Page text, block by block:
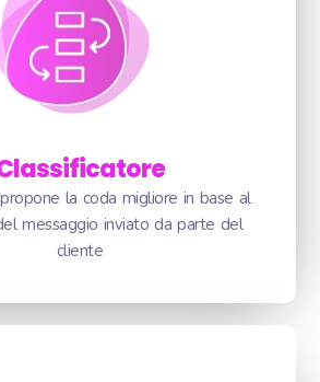
la coda migliore in base al
messaggio inviato da parte del
cliente